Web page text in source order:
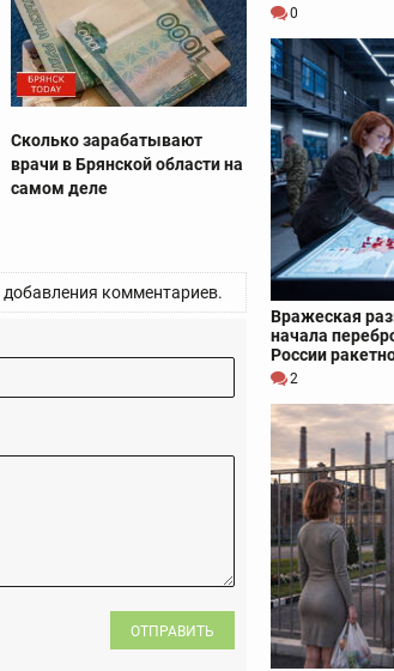
Сколько зарабатывают
врачи в Брянской области на
самом деле
добавления комментариев.
ОТПРАВИТЬ
0
Вражеская
начала
России
2